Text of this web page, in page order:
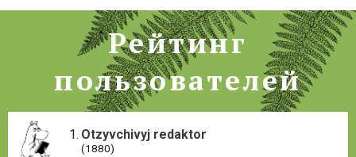
Рейтинг
пользователей
Otzyvchivyj redaktor
(1880)